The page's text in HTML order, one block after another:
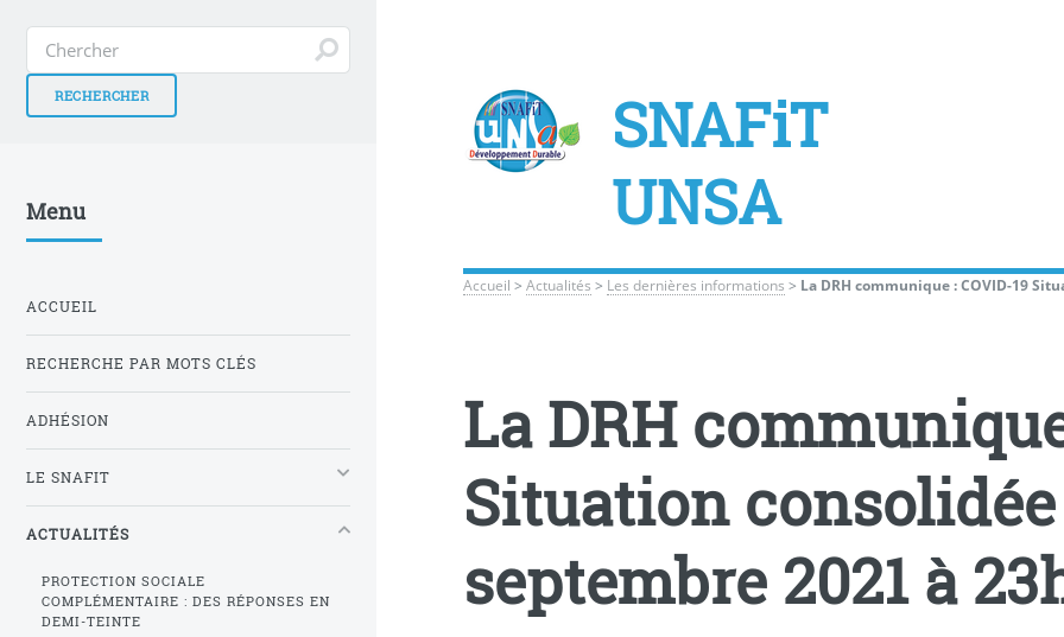
SNAFiT
UNSA
Accueil >Actualités > Les dernières informations > La DRH communique : COVID-19
La DRH
Situation
septembre 2021 à
Menu
ACCUEIL
RECHERCHE PAR MOTS CLÉS
ADHÉSION
LE SNAFIT
ACTUALITÉS
PROTECTION SOCIALE
COMPLÉMENTAIRE : DES RÉPONSES EN
DEMI-TEINTE